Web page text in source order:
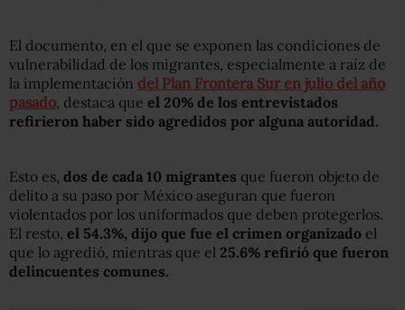
El documento, en el que se exponen las condiciones de
vulnerabilidad de los migrantes, especialmente a raíz de
la implementación del Plan Frontera Sur en julio del año
pasado, destaca que el 20% de los entrevistados
refirieron haber sido agredidos por alguna autoridad.
Esto es, dos de cada 10 migrantes que fueron objeto de
delito a su paso por México aseguran que fueron
violentados por los uniformados que deben protegerlos.
El resto, el 54.3%, dijo que fue el crimen organizado el
que lo agredió, mientras que el 25.6% refirió que fueron
delincuentes comunes.